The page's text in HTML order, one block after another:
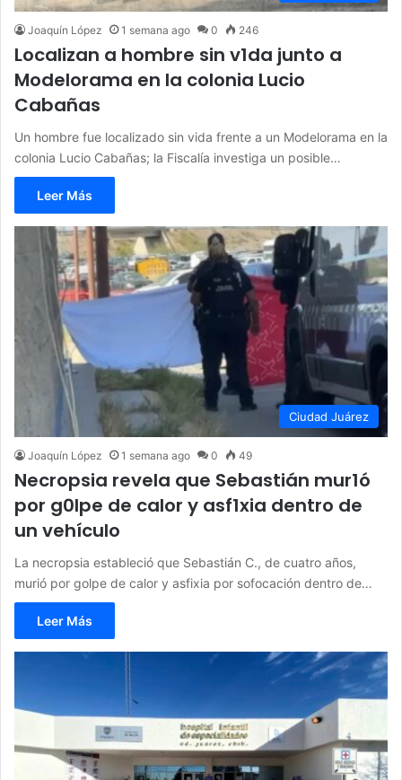
Joaquín López 1 semana ago 0 246
Localizan a hombre sin v1da junto a
Modelorama en la colonia Lucio
Cabañas
Un hombre fue localizado sin vida frente a un Modelorama en la
colonia Lucio Cabañas; la Fiscalía investiga un posible…
Leer Más
Ciudad Juárez
Joaquín López 1 semana ago 0 49
Necropsia revela que Sebastián mur1ó
por g0lpe de calor y asf1xia dentro de
un vehículo
La necropsia estableció que Sebastián C., de cuatro años,
murió por golpe de calor y asfixia por sofocación dentro de…
Leer Más